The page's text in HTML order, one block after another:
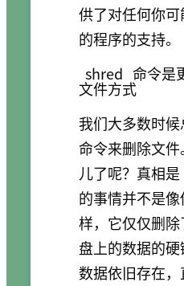
供了对任何你
的程序的支持。
shred 命令是
文件方式
我们大多数时
命令来删除文
儿了呢？真相是
的事情并不是
样，它仅仅删
盘上的数据的
数据依旧存在